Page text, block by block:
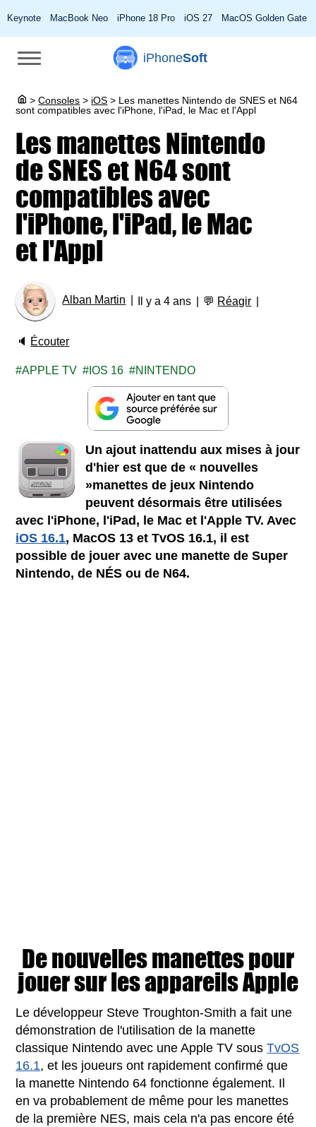
Keynote MacBook Neo iPhone 18 Pro iOS 27 MacOS Golden Gate
iPhoneSoft
> Consoles > iOS > Les manettes Nintendo de SNES et N64
sont compatibles avec l'iPhone, l'iPad, le Mac et l'Appl
Les manettes Nintendo
de SNES et N64 sont
compatibles avec
l'iPhone, l'iPad, le Mac
et l'Appl
Alban Martin Il y a 4 ans 💬 Réagir
🔈 Écouter
APPLE TV IOS 16 NINTENDO
Un ajout inattendu aux mises à jour
d'hier est que de « nouvelles
»manettes de jeux Nintendo
peuvent désormais être utilisées
avec l'iPhone, l'iPad, le Mac et l'Apple TV. Avec
iOS 16.1, MacOS 13 et TvOS 16.1, il est
possible de jouer avec une manette de Super
Nintendo, de NÉS ou de N64.
De nouvelles manettes pour
jouer sur les appareils Apple
Le développeur Steve Troughton-Smith a fait une
démonstration de l'utilisation de la manette
classique Nintendo avec une Apple TV sousTvOS
16.1, et les joueurs ont rapidement confirmé que
la manette Nintendo 64 fonctionne également. Il
en va probablement de même pour les manettes
de la première NES, mais cela n'a pas encore été